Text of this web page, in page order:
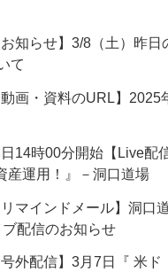
お知らせ】3/8（土）昨日
て
動画・資料のURL】2025
14時00分開始【Live配
産運用！』－洞口道場
リマインドメール】洞口
配信のお知らせ
号外配信】3月7日『 米ド